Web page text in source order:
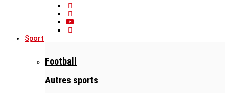
Sport
Football
Autres sports